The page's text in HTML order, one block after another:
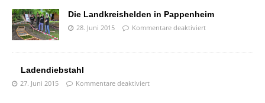
Die Landkreishelden in Pappenheim
28. Juni 2015 Kommentare deaktiviert
Ladendiebstahl
27. Juni 2015 Kommentare deaktiviert